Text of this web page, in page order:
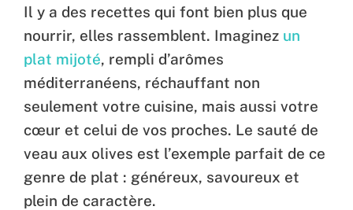
Il y a des recettes qui font bien plus que
nourrir, elles rassemblent. Imaginez un
plat mijoté, rempli d’arômes
méditerranéens, réchauffant non
seulement votre cuisine, mais aussi votre
cœur et celui de vos proches. Le sauté de
veau aux olives est l’exemple parfait de ce
genre de plat : généreux, savoureux et
plein de caractère.